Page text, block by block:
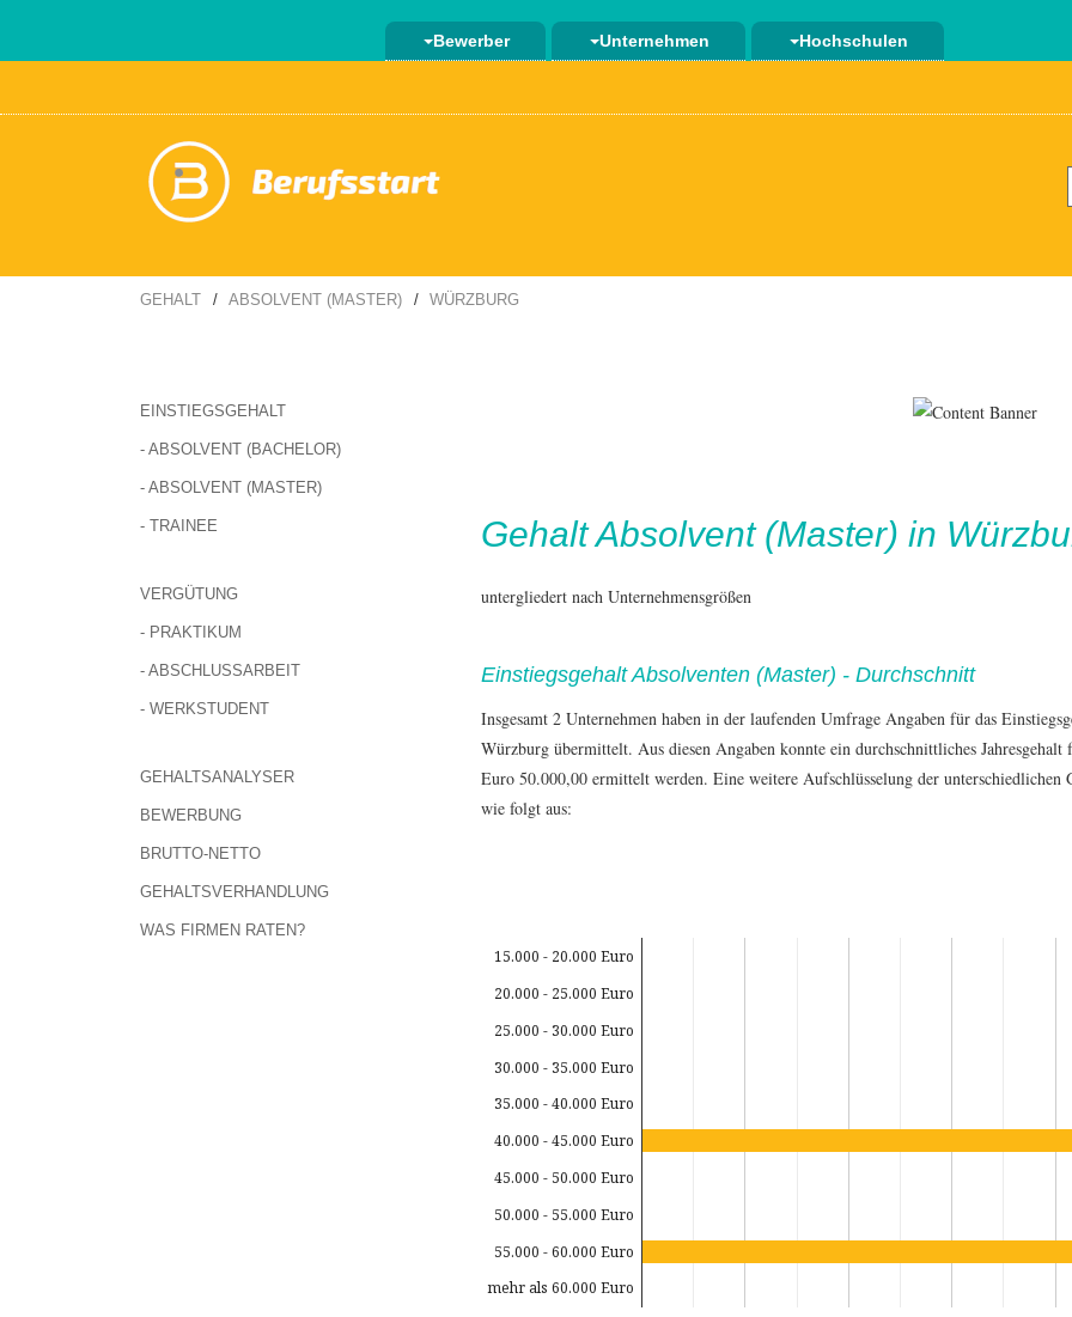
Bewerber Unternehmen Hochschulen
GEHALT ABSOLVENT (MASTER) WÜRZBURG
EINSTIEGSGEHALT
- ABSOLVENT (BACHELOR)
- ABSOLVENT (MASTER)
- TRAINEE
VERGÜTUNG
- PRAKTIKUM
- ABSCHLUSSARBEIT
- WERKSTUDENT
GEHALTSANALYSER
BEWERBUNG
BRUTTO-NETTO
GEHALTSVERHANDLUNG
WAS FIRMEN RATEN?
GehaltAbsolvent (Master) in
untergliedert nach Unternehmensgrößen
Einstiegsgehalt Absolventen (Master) - Durchschnitt
Insgesamt 2 Unternehmen haben in der laufenden Umfrage Angaben für das
Würzburg übermittelt. Aus diesen Angaben konnte ein durchschnittliches
Euro 50.000,00 ermittelt werden. Eine weitere Aufschlüsselung der unterschiedlichen
wie folgt aus:
15.000 - 20.000 Euro
20.000 - 25.000 Euro
25.000 - 30.000 Euro
30.000 - 35.000 Euro
35.000 - 40.000 Euro
40.000 - 45.000 Euro
45.000 - 50.000 Euro
50.000 - 55.000 Euro
55.000 - 60.000 Euro
mehr als 60.000 Euro